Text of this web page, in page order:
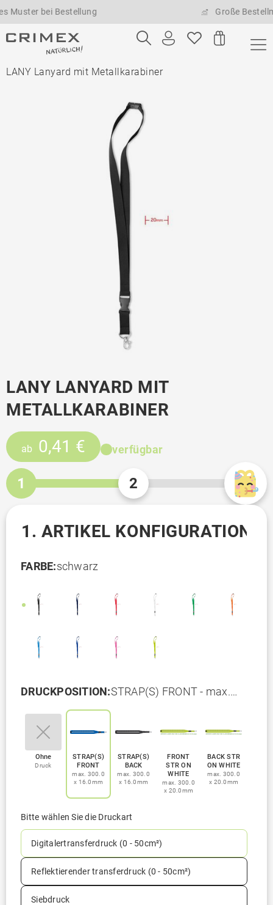
bei Bestellung Große
LANY Lanyard mit Metallkarabiner
LANY LANYARD MIT
METALLKARABINER
ab 0,41 € verfügbar
1 2
1. ARTIKEL KONFIGURATION
FARBE:schwarz
DRUCKPOSITION:STRAP(S) FRONT - max.
Ohne
Druck
STRAP(S)
FRONT
max. 300.0
x 16.0mm
STRAP(S)
BACK
max. 300.0
x 16.0mm
FRONT
STR ON
WHITE
max. 300.0
x 20.0mm
BACK STR
ON WHITE
max. 300.0
x 20.0mm
Bitte wählen Sie die Druckart
Digitalertransferdruck (0 - 50cm²)
Reflektierender transferdruck (0 - 50cm²)
Siebdruck